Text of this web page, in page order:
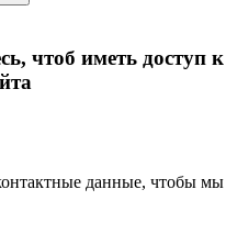
чтоб иметь доступ к
данные, чтобы мы